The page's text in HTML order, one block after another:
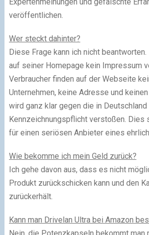
veröffentlichen.
Wer steckt dahinter?
Diese Frage kann ich nicht
auf seiner Homepage kein Impressum
Verbraucher finden auf der Webseite
Unternehmen, keine Adresse und
wird ganz klar gegen die in
Kennzeichnungspflicht verstoßen. Dies
für einen seriösen Anbieter eines
Wie bekomme ich mein Geld zurück?
Ich gehe davon aus, dass es nicht
Produkt zurückschicken kann und den
zurückerhält.
Kann man Drivelan Ultra bei Amazon